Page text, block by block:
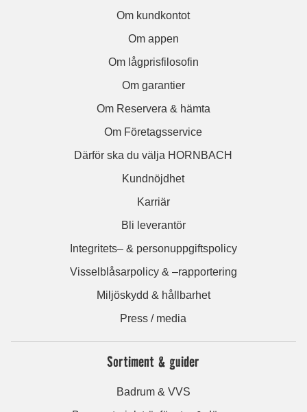
Om kundkontot
Om appen
Om lågprisfilosofin
Om garantier
Om Reservera & hämta
Om Företagsservice
Därför ska du välja HORNBACH
Kundnöjdhet
Karriär
Bli leverantör
Integritets– & personuppgiftspolicy
Visselblåsarpolicy & –rapportering
Miljöskydd & hållbarhet
Press / media
Sortiment & guider
Badrum & VVS